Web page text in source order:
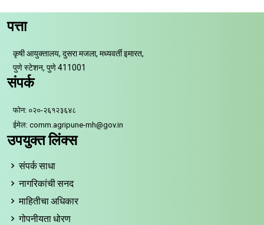
पत्ता
कृषी आयुक्तालय, दुसरा मजला, मध्यवर्ती इमारत,
पुणे स्टेशन, पुणे 411001
संपर्क
फोन: ०२०-२६१२३६४८
ईमेल: comm.agripune-mh@gov.in
उपयुक्त लिंक्स
संपर्क साधा
नागरिकांची सनद
माहितीचा अधिकार
गोपनीयता धोरण